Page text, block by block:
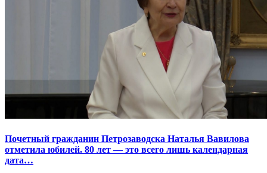
Почетный гражданин Петрозаводска Наталья Вавилова
отметила юбилей. 80 лет — это всего лишь календарная
дата…